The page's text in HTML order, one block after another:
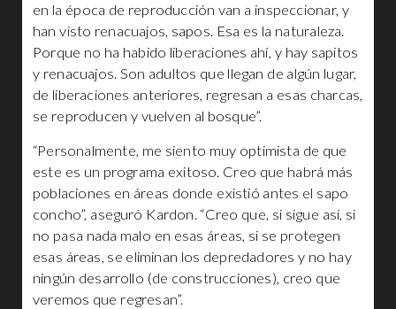
en la época de reproducción van a inspeccionar, y
han visto renacuajos, sapos. Esa es la naturaleza.
Porque no ha habido liberaciones ahí, y hay sapitos
y renacuajos. Son adultos que llegan de algún lugar,
de liberaciones anteriores, regresan a esas charcas,
se reproducen y vuelven al bosque”.
“Personalmente, me siento muy optimista de que
este es un programa exitoso. Creo que habrá más
poblaciones en áreas donde existió antes el sapo
concho”, aseguró Kardon. “Creo que, si sigue así, si
no pasa nada malo en esas áreas, si se protegen
esas áreas, se eliminan los depredadores y no hay
ningún desarrollo (de construcciones), creo que
veremos que regresan”.